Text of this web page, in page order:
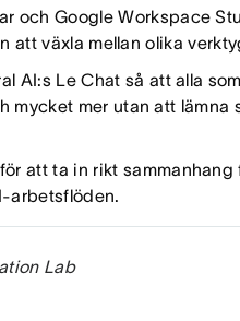
och Google Workspace
att växla mellan olika
AI:s Le Chat så att alla som
mycket mer utan att lämna
att ta in rikt sammanhang
arbetsflöden.
Lab